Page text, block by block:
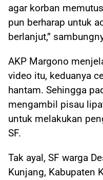
agar korban
pun berharap untuk
berlanjut,”
AKP Margono
video itu, keduanya
hantam. Sehingga
mengambil pisau
untuk melakukan
SF.
Tak ayal, SF warga
Kunjang, Kabupaten